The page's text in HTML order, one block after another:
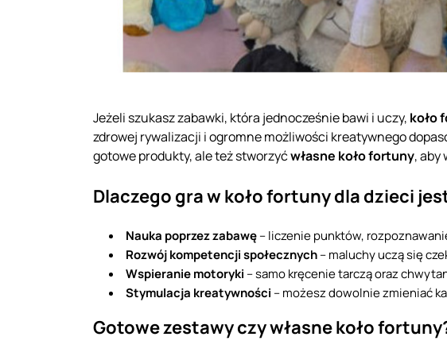
Jeżeli szukasz zabawki, która jednocześnie bawi i uczy, koło
zdrowej rywalizacji i ogromne możliwości kreatywnego
gotowe produkty, ale też stworzyćwłasne koło fortuny, aby
Dlaczego gra w koło fortuny dla dzieci
Nauka poprzez zabawę– liczenie punktów,
Rozwój kompetencji społecznych– maluchy uczą się
Wspieranie motoryki – samo kręcenie tarczą oraz
Stymulacja kreatywności – możesz dowolnie zmieniać
Gotowe zestawy czy własne koło